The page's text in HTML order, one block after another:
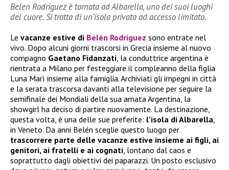
Belen Rodriguez è tornata ad Albarella, uno dei suoi luoghi
del cuore. Si tratta di un’isola privata ad accesso limitato.
Le vacanze estive di Belén Rodriguez sono entrate nel
vivo. Dopo alcuni giorni trascorsi in Grecia insieme al nuovo
compagno Gaetano Fidanzati , la conduttrice argentina è
rientrata a Milano per festeggiare il compleanno della figlia
Luna Marì insieme alla famiglia. Archiviati gli impegni in città
e la serata trascorsa davanti alla televisione per seguire la
semifinale dei Mondiali della sua amata Argentina, la
showgirl ha deciso di partire nuovamente. La destinazione,
questa volta, è una delle sue preferite: l’isola di Albarella
in Veneto. Da anni Belén sceglie questo luogo per
trascorrere parte delle vacanze estive insieme ai figli, ai
genitori, ai fratelli e ai cognati , lontano dal caos e
soprattutto dagli obiettivi dei paparazzi. Un posto esclusivo